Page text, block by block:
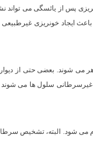
پس از یائسگی می تواند
ایجاد خونریزی
می شوند. بعضی حتی از
غیرسرطانی سلول ها می
می شود. البته، تشخیص